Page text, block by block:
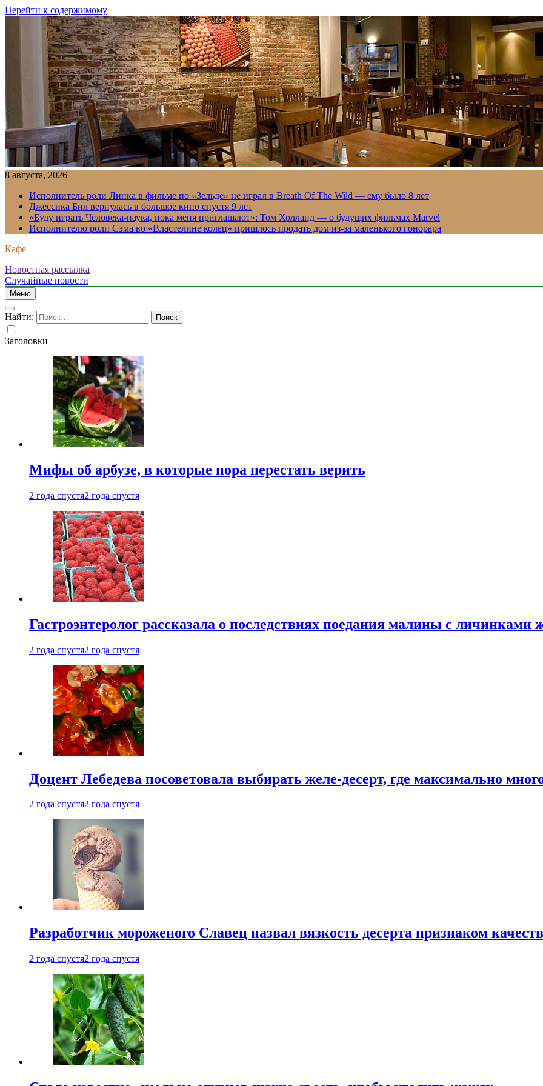
Перейти к содержимому
8 августа, 2026
Исполнитель роли Линка в фильме по «Зельде» не играл в Breath Of The Wild — ему было 8 лет
Джессика Бил вернулась в большое кино спустя 9 лет
«Буду играть Человека-паука, пока меня приглашают»: Том Холланд — о будущих фильмах Marvel
Исполнителю роли Сэма во «Властелине колец» пришлось продать дом из-за маленького гонорара
Кафе
Новостная рассылка
Случайные новости
Меню
Найти:
Заголовки
Мифы об арбузе, в которые пора перестать верить
2 года спустя2 года спустя
Гастроэнтеролог рассказала о последствиях поедания малины с личинками
2 года спустя2 года спустя
Доцент Лебедева посоветовала выбирать желе-десерт, где максимально
2 года спустя2 года спустя
Разработчик мороженого Славец назвал вязкость десерта признаком
2 года спустя2 года спустя